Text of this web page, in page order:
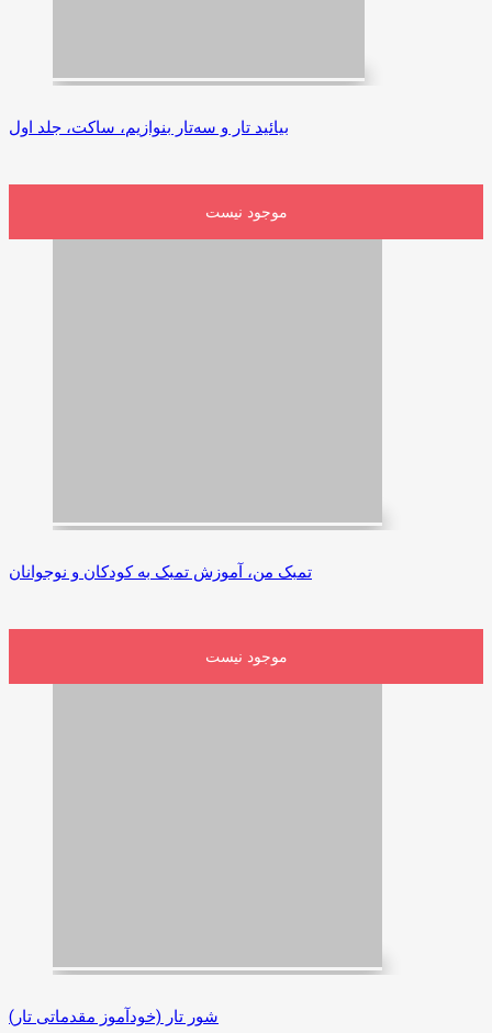
بیائید تار و سه‌تار بنوازیم، ساکت، جلد اول
موجود نیست
تمبک من، آموزش تمبک به کودکان و نوجوانان
موجود نیست
شور تار (خودآموز مقدماتی تار)